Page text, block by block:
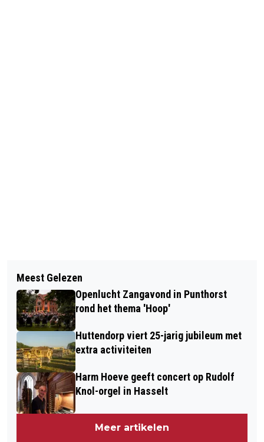
ARJAN HOKSE BEËDIGD ALS NIEUW
RAADSLID CDA STAPHORST
WETHOUDER MULDER ONDERTEKENT
NIEUWE WOONAFSPRAKEN
Meest Gelezen
Openlucht Zangavond in Punthorst
rond het thema 'Hoop'
Huttendorp viert 25-jarig jubileum met
extra activiteiten
Harm Hoeve geeft concert op Rudolf
Knol-orgel in Hasselt
Meer artikelen